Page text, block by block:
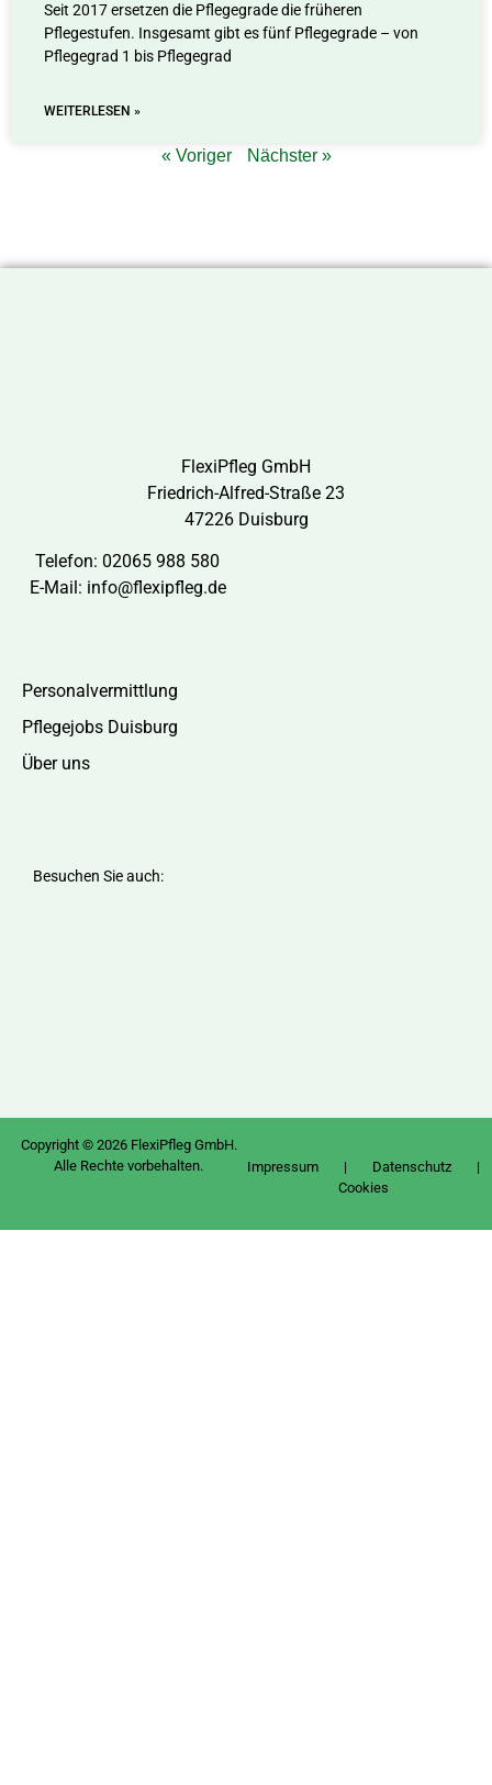
Seit 2017 ersetzen die Pflegegrade die früheren
Pflegestufen. Insgesamt gibt es fünf Pflegegrade – von
Pflegegrad 1 bis Pflegegrad
WEITERLESEN »
« Voriger Nächster »
FlexiPfleg GmbH
Friedrich-Alfred-Straße 23
47226 Duisburg
Telefon: 02065 988 580
E-Mail: info@flexipfleg.de
Personalvermittlung
Pflegejobs Duisburg
Über uns
Besuchen Sie auch:
Copyright © 2026 FlexiPfleg GmbH.
Alle Rechte vorbehalten.
Impressum | Datenschutz |
Cookies